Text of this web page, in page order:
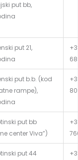
put bb,
put 21,
put b.b. (kod
rampe),
put bb
center Viva”)
put 44